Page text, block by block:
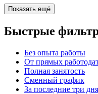
Показать ещё
Быстрые
Без опыта работы
От прямых
Полная занятость
Сменный график
За последние три дня